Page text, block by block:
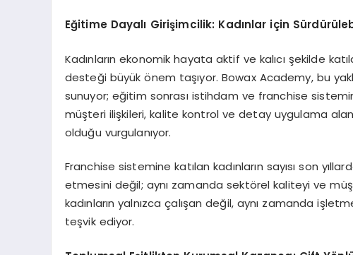
Eğitime Dayalı Girişimcilik: Kadınlar için S
Kadınların ekonomik hayata aktif ve kalıcı şekilde
desteği büyük önem taşıyor. Bowax Academy, bu
sunuyor; eğitim sonrası istihdam ve franchise
müşteri ilişkileri, kalite kontrol ve detay uygulama
olduğu vurgulanıyor.
Franchise sistemine katılan kadınların sayısı son
etmesini değil; aynı zamanda sektörel kaliteyi ve
kadınların yalnızca çalışan değil, aynı zamanda
teşvik ediyor.